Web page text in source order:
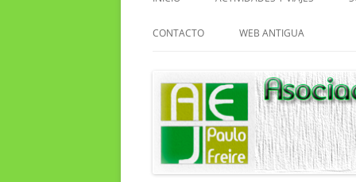
VIAJES
EXCURSIONES
SENDERISMO
CLUB DE LECTURA
CONTACTO WEB ANTIGUA